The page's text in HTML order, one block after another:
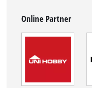
Online Partner